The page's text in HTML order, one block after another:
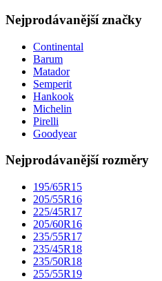
Nejprodávanější značky
Continental
Barum
Matador
Semperit
Hankook
Michelin
Pirelli
Goodyear
Nejprodávanější rozměry
195/65R15
205/55R16
225/45R17
205/60R16
235/55R17
235/45R18
235/50R18
255/55R19